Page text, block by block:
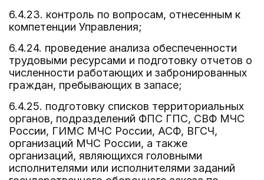
6.4.23. контроль по вопросам, отнесенным к
компетенции Управления;
6.4.24. проведение анализа обеспеченности
трудовыми ресурсами и подготовку отчетов о
численности работающих и забронированных
граждан, пребывающих в запасе;
6.4.25. подготовку списков территориальных
органов, подразделений ФПС ГПС, СВФ МЧС
России, ГИМС МЧС России, АСФ, ВГСЧ,
организаций МЧС России, а также
организаций, являющихся головными
исполнителями или исполнителями заданий